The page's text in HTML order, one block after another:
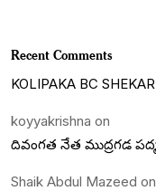
Recent Comments
KOLIPAKA BC SHEKAR
koyyakrishna on
దివంగత నేత ముద్రగడ
Shaik Abdul Mazeed on